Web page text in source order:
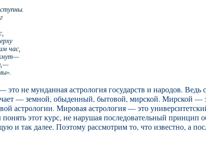
час,
это не мунданная астрология государств и народов. Ведь
— земной, обыденный, бытовой, мирской. Мирской —
астрологии. Мировая астрология — это
этот курс, не нарушая последовательный принцип
и так далее. Поэтому рассмотрим то, что известно, а